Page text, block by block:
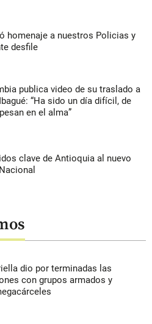
homenaje a nuestros Policias y
desfile
publica video de su traslado a
“Ha sido un día difícil, de
en el alma”
clave de Antioquia al nuevo
dio por terminadas las
con grupos armados y